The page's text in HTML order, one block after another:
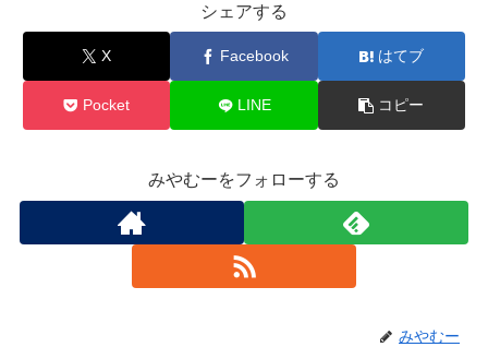
シェアする
X Facebook はてブ
Pocket LINE コピー
みやむーをフォローする
みやむー